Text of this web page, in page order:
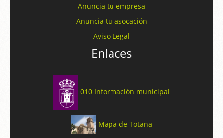
Anuncia tu empresa
Anuncia tu asocación
Aviso Legal
Enlaces
010 Información municipal
Mapa de Totana